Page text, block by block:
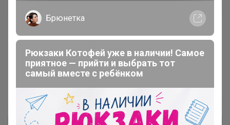
В архиве
—
Собрано
100 %
Ожидание ~ 10 дней
Пристрой 6 лотов
Брюнетка
Рюкзаки Котофей уже в наличии! Самое
приятное — прийти и выбрать тот
самый вместе с ребёнком